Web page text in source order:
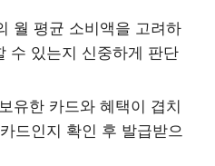
월 평균 소비액을 고려하
수 있는지 신중하게 판단
유한 카드와 혜택이 겹치
드인지 확인 후 발급받으